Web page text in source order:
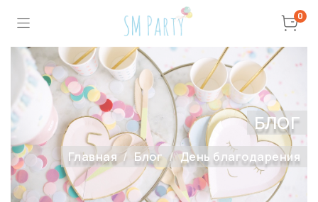
0
БЛОГ
Главная Блог День благодарения